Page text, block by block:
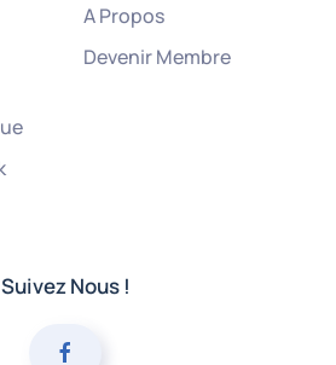
A Propos
Devenir Membre
Suivez Nous !